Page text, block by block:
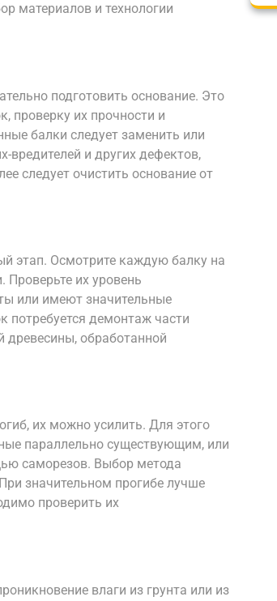
материалов и технологии
подготовить основание. Это
проверку их прочности и
балки следует заменить или
вредителей и других дефектов,
следует очистить основание от
этап. Осмотрите каждую балку на
их уровень
или имеют значительные
потребуется демонтаж части
древесины, обработанной
их можно усилить. Для этого
параллельно существующим, или
саморезов. Выбор метода
значительном прогибе лучше
проверить их
влаги из грунта или из